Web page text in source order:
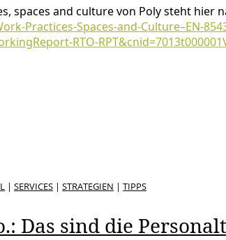
spaces and culture von Poly steht hier
Practices-Spaces-and-Culture–EN-
RTO-
| SERVICES | STRATEGIEN | TIPPS
Das sind die